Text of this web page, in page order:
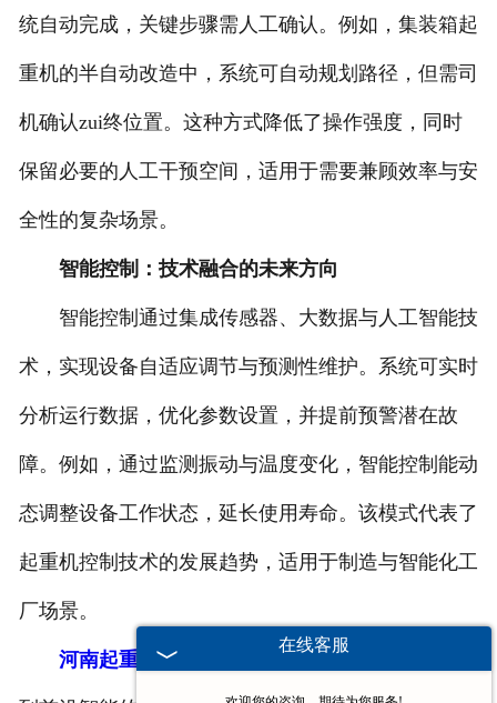
统自动完成，关键步骤需人工确认。例如，集装箱起
重机的半自动改造中，系统可自动规划路径，但需司
机确认zui终位置。这种方式降低了操作强度，同时
保留必要的人工干预空间，适用于需要兼顾效率与安
全性的复杂场景。
智能控制：技术融合的未来方向
智能控制通过集成传感器、大数据与人工智能技
术，实现设备自适应调节与预测性维护。系统可实时
分析运行数据，优化参数设置，并提前预警潜在故
障。例如，通过监测振动与温度变化，智能控制能动
态调整设备工作状态，延长使用寿命。该模式代表了
起重机控制技术的发展趋势，适用于制造与智能化工
厂场景。
河南起重机电气柜 的控制模式涵盖了从基础手动
在线客服